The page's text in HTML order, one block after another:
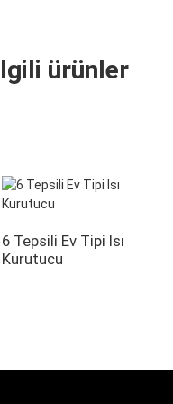
ürünler
6 Tepsili Ev Tipi Isı
Kurutucu